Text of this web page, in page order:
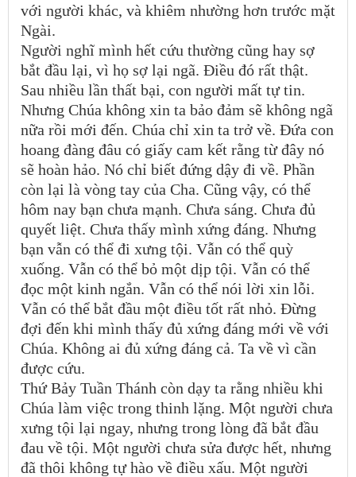
với người khác, và khiêm nhường hơn trước mặt
Ngài.
Người nghĩ mình hết cứu thường cũng hay sợ
bắt đầu lại, vì họ sợ lại ngã. Điều đó rất thật.
Sau nhiều lần thất bại, con người mất tự tin.
Nhưng Chúa không xin ta bảo đảm sẽ không ngã
nữa rồi mới đến. Chúa chỉ xin ta trở về. Đứa con
hoang đàng đâu có giấy cam kết rằng từ đây nó
sẽ hoàn hảo. Nó chỉ biết đứng dậy đi về. Phần
còn lại là vòng tay của Cha. Cũng vậy, có thể
hôm nay bạn chưa mạnh. Chưa sáng. Chưa đủ
quyết liệt. Chưa thấy mình xứng đáng. Nhưng
bạn vẫn có thể đi xưng tội. Vẫn có thể quỳ
xuống. Vẫn có thể bỏ một dịp tội. Vẫn có thể
đọc một kinh ngắn. Vẫn có thể nói lời xin lỗi.
Vẫn có thể bắt đầu một điều tốt rất nhỏ. Đừng
đợi đến khi mình thấy đủ xứng đáng mới về với
Chúa. Không ai đủ xứng đáng cả. Ta về vì cần
được cứu.
Thứ Bảy Tuần Thánh còn dạy ta rằng nhiều khi
Chúa làm việc trong thinh lặng. Một người chưa
xưng tội lại ngay, nhưng trong lòng đã bắt đầu
đau về tội. Một người chưa sửa được hết, nhưng
đã thôi không tự hào về điều xấu. Một người